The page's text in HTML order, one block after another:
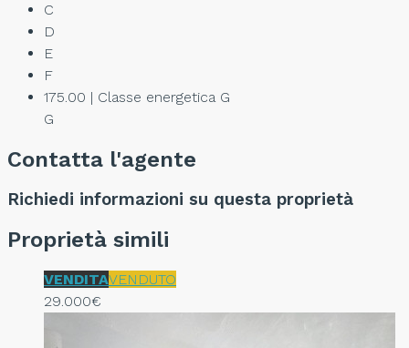
C
D
E
F
175.00 | Classe energetica G
G
Contatta l'agente
Richiedi informazioni su questa proprietà
Proprietà simili
VENDITAVENDUTO
29.000€